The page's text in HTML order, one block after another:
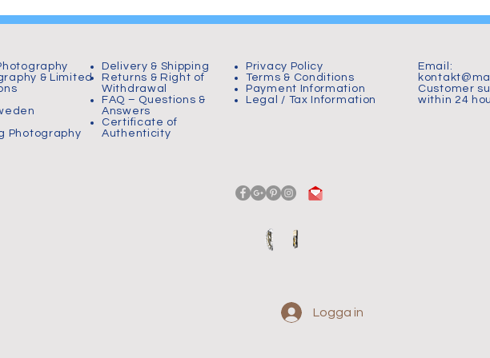
Warrior
& Limited
Photography
Delivery & Shipping
Returns & Right of
Withdrawal
FAQ – Questions &
Answers
Certificate of
Authenticity
Privacy Policy
Terms & Conditions
Payment Information
Legal / Tax Information
Email:
Customer
within 24
Logga in